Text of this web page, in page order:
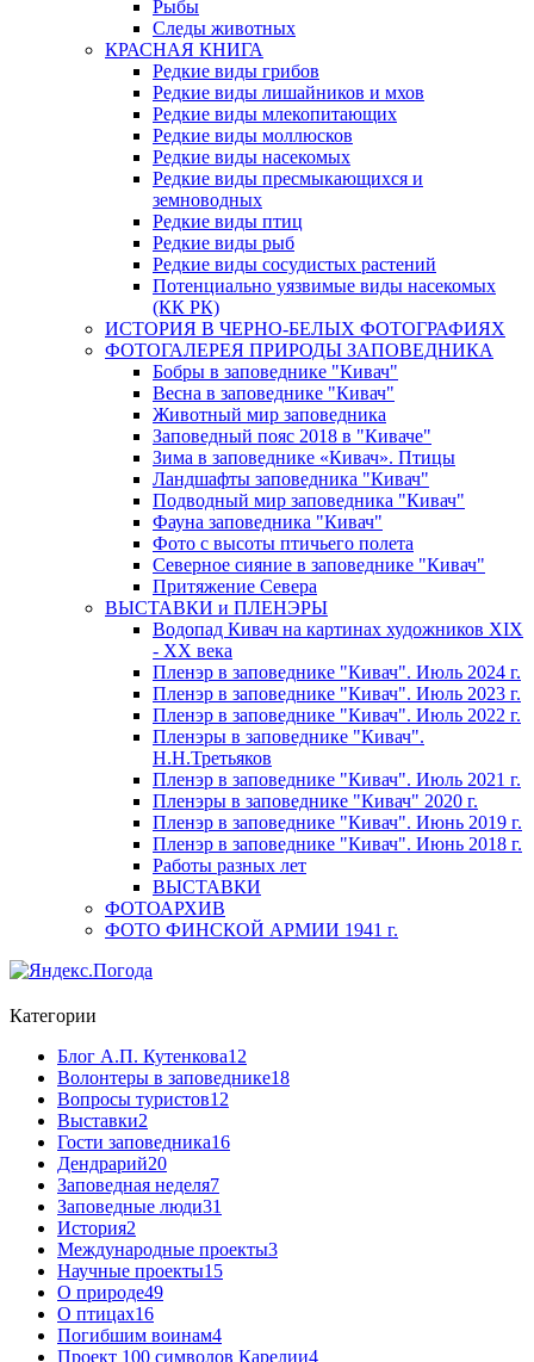
Рыбы
Следы животных
КРАСНАЯ КНИГА
Редкие виды грибов
Редкие виды лишайников и мхов
Редкие виды млекопитающих
Редкие виды моллюсков
Редкие виды насекомых
Редкие виды пресмыкающихся и
земноводных
Редкие виды птиц
Редкие виды рыб
Редкие виды сосудистых растений
Потенциально уязвимые виды насекомых
(КК РК)
ИСТОРИЯ В ЧЕРНО-БЕЛЫХ ФОТОГРАФИЯХ
ФОТОГАЛЕРЕЯ ПРИРОДЫ ЗАПОВЕДНИКА
Бобры в заповеднике "Кивач"
Весна в заповеднике "Кивач"
Животный мир заповедника
Заповедный пояс 2018 в "Киваче"
Зима в заповеднике «Кивач». Птицы
Ландшафты заповедника "Кивач"
Подводный мир заповедника "Кивач"
Фауна заповедника "Кивач"
Фото с высоты птичьего полета
Северное сияние в заповеднике "Кивач"
Притяжение Севера
ВЫСТАВКИ и ПЛЕНЭРЫ
Водопад Кивач на картинах художников XIX
- XX века
Пленэр в заповеднике "Кивач". Июль 2024 г.
Пленэр в заповеднике "Кивач". Июль 2023 г.
Пленэр в заповеднике "Кивач". Июль 2022 г.
Пленэры в заповеднике "Кивач".
Н.Н.Третьяков
Пленэр в заповеднике "Кивач". Июль 2021 г.
Пленэры в заповеднике "Кивач" 2020 г.
Пленэр в заповеднике "Кивач". Июнь 2019 г.
Пленэр в заповеднике "Кивач". Июнь 2018 г.
Работы разных лет
ВЫСТАВКИ
ФОТОАРХИВ
ФОТО ФИНСКОЙ АРМИИ 1941 г.
Категории
Блог А.П. Кутенкова12
Волонтеры в заповеднике18
Вопросы туристов12
Выставки2
Гости заповедника16
Дендрарий20
Заповедная неделя7
Заповедные люди31
История2
Международные проекты3
Научные проекты15
О природе49
О птицах16
Погибшим воинам4
Проект 100 символов Карелии4